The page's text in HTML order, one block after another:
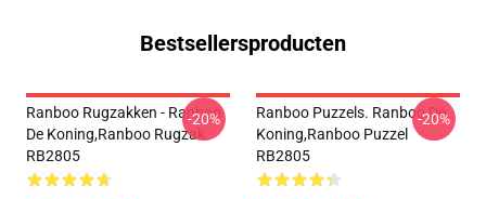
Bestsellersproducten
Ranboo Rugzakken - Ranboo
De Koning,Ranboo Rugzak
RB2805
-20%
Ranboo Puzzels. Ranboo De
Koning,Ranboo Puzzel
RB2805
-20%